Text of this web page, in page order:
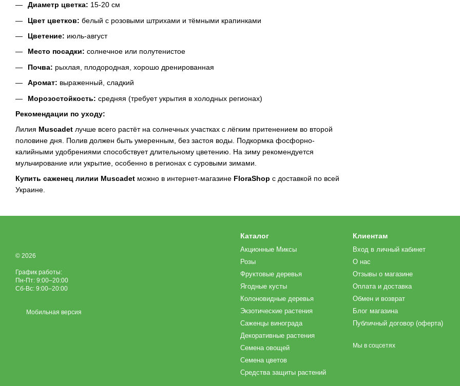
Диаметр цветка: 15-20 см
Цвет цветков: белый с розовыми штрихами и тёмными крапинками
Цветение: июль-август
Место посадки: солнечное или полутенистое
Почва: рыхлая, плодородная, хорошо дренированная
Аромат: выраженный, сладкий
Морозостойкость: средняя (требует укрытия в холодных регионах)
Рекомендации по уходу:
Лилия Muscadet лучше всего растёт на солнечных участках с лёгким притенением во второй
половине дня. Полив должен быть умеренным, без застоя воды. Подкормка фосфорно-
калийными удобрениями способствует длительному цветению. На зиму рекомендуется
мульчирование или укрытие, особенно в регионах с суровыми зимами.
Купить саженец лилии Muscadet можно в интернет-магазине FloraShop с доставкой по всей
Украине.
© 2026
График работы:
Пн-Пт: 9:00–20:00
Сб-Вс: 9:00–20:00
Мобильная версия
Каталог
Акционные Миксы
Розы
Фруктовые деревья
Ягодные кусты
Колоновидные деревья
Экзотические растения
Саженцы винограда
Декоративные растения
Семена овощей
Семена цветов
Средства защиты растений
Клиентам
Вход в личный кабинет
О нас
Отзывы о магазине
Оплата и доставка
Обмен и возврат
Блог магазина
Публичный договор (оферта)
Мы в соцсетях